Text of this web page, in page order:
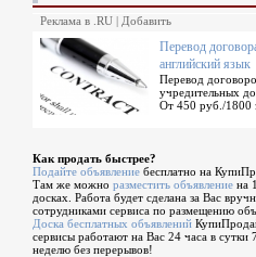
Реклама в .RU | Добавить
Перевод
английский язык
Перевод
учредительных
От 450 руб./1800
Как продать быстрее?
Подайте объявление бесплатно на
Там же можно разместить объявление на
досках. Работа будет сделана за Вас
сотрудниками сервиса по размещению
Доска бесплатных объявлений
сервисы работают на Вас 24 часа в сутки
неделю без перерывов!